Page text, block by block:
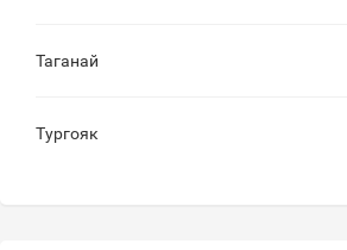
Таганай
Тургояк